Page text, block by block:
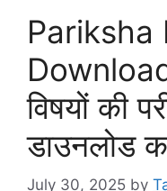
Pariksha
विषयों की
डाउनलोड
July 30, 2025 by